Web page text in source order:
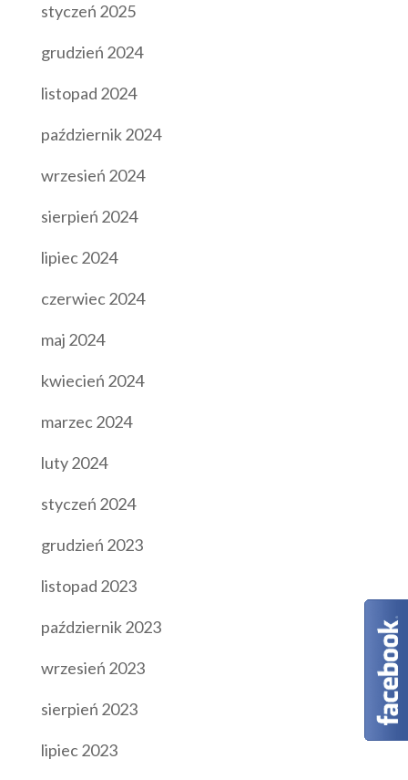
styczeń 2025
grudzień 2024
listopad 2024
październik 2024
wrzesień 2024
sierpień 2024
lipiec 2024
czerwiec 2024
maj 2024
kwiecień 2024
marzec 2024
luty 2024
styczeń 2024
grudzień 2023
listopad 2023
październik 2023
wrzesień 2023
sierpień 2023
lipiec 2023